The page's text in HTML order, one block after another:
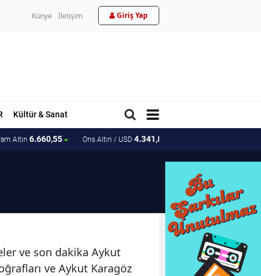
Künye İletişim Giriş Yap
Kültür & Sanat
Altın 6.660,55 Ons Altın / USD 4.341,81
ve son dakika Aykut
ve Aykut Karagöz